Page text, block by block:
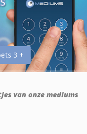
3 +
van onze mediums